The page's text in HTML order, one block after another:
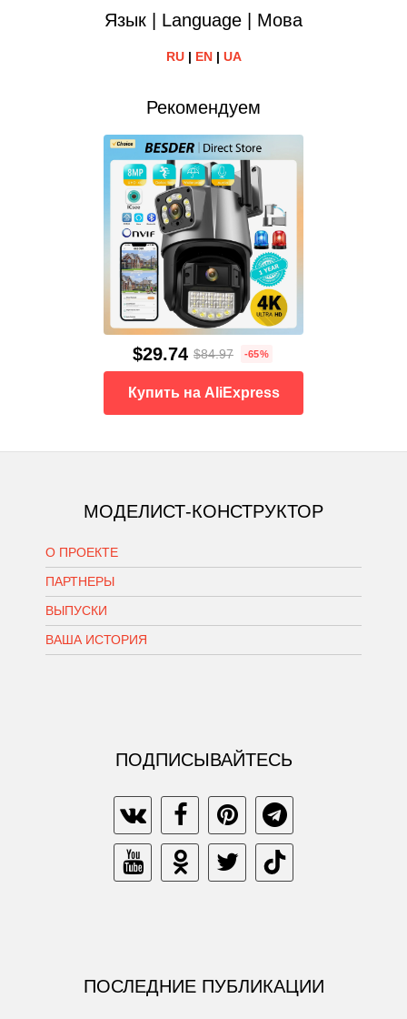
Язык | Language | Мова
RU| EN| UA
Рекомендуем
$29.74 $84.97 -65%
Купить на AliExpress
МОДЕЛИСТ-КОНСТРУКТОР
О ПРОЕКТЕ
ПАРТНЕРЫ
ВЫПУСКИ
ВАША ИСТОРИЯ
ПОДПИСЫВАЙТЕСЬ
ПОСЛЕДНИЕ ПУБЛИКАЦИИ